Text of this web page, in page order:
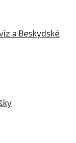
a Beskydské